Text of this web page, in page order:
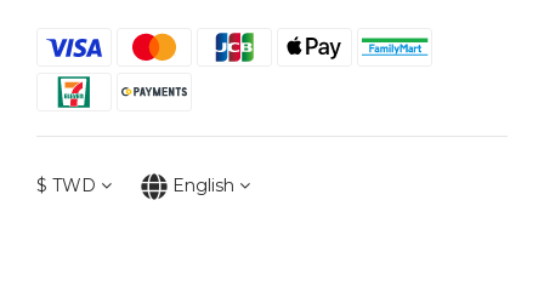
$ TWD English